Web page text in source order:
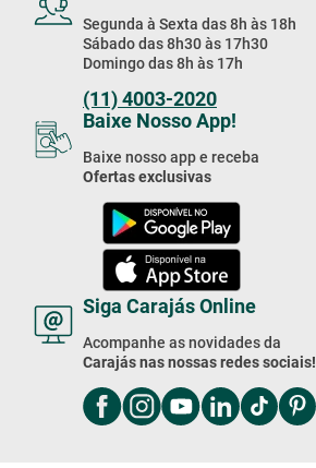
Segunda à Sexta das 8h às 18h
Sábado das 8h30 às 17h30
Domingo das 8h às 17h
(11) 4003-2020
Baixe Nosso App!
Baixe nosso app e receba
Ofertas exclusivas
Siga Carajás Online
Acompanhe as novidades da
Carajás nas nossas redes sociais!